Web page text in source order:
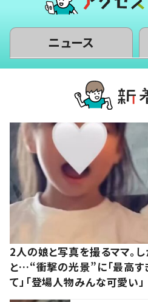
ニュース
2人の娘と写真を撮るママ。
と…“衝撃の光景”に「最高す
て」「登場人物みんな可愛い」